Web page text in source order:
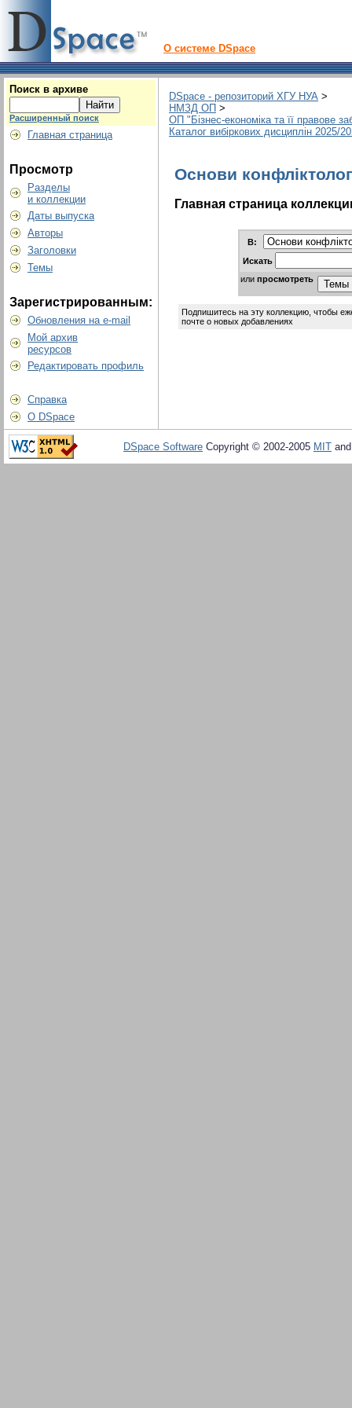
О системе DSpace
Поиск в архиве
Расширенный поиск
Главная страница
Просмотр
Разделы
и коллекции
Даты выпуска
Авторы
Заголовки
Темы
Зарегистрированным:
Обновления на e-mail
Мой архив
ресурсов
Редактировать профиль
Справка
О DSpace
DSpace - репозиторий ХГУ НУА >
НМЗД ОП >
ОП "Бізнес-економіка та її правове
Каталог вибіркових дисциплін 2025/
Основи
Главная страница
В:
Искать
или просмотреть
Подпишитесь на эту коллекцию, чтобы
почте о новых добавлениях
DSpace Software Copyright © 2002-2005 MIT